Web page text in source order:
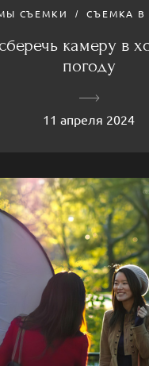
СЪЕМКИ СЪЕМКА В
камеру в
погоду
11 апреля 2024